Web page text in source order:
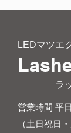
LEDマツエ
ラッシ
営業時間 平
（土日祝日